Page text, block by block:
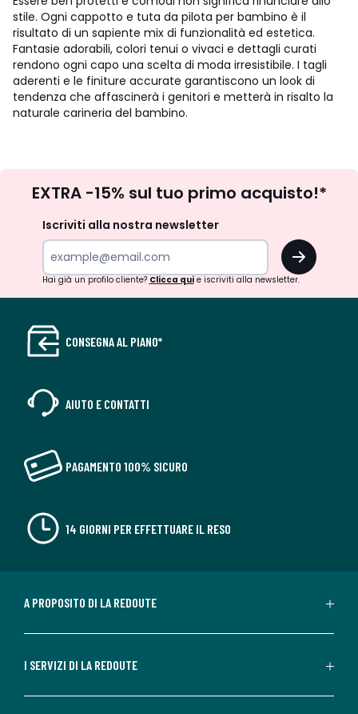
stile. Ogni cappotto e tuta da pilota per bambino è il
risultato di un sapiente mix di funzionalità ed estetica.
Fantasie adorabili, colori tenui o vivaci e dettagli curati
rendono ogni capo una scelta di moda irresistibile. I tagli
aderenti e le finiture accurate garantiscono un look di
tendenza che affascinerà i genitori e metterà in risalto la
naturale carineria del bambino.
newsletter
EXTRA -15% sul tuo primo acquisto!*
Iscriviti alla nostra newsletter
OK
Hai già un profilo cliente? Clicca quie iscriviti alla newsletter.
CONSEGNA AL PIANO*
AIUTO E CONTATTI
PAGAMENTO 100% SICURO
14 GIORNI PER EFFETTUARE IL RESO
A PROPOSITO DI LA REDOUTE
I SERVIZI DI LA REDOUTE